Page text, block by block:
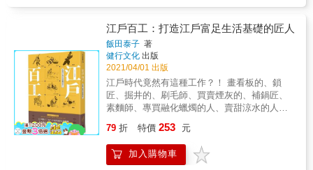
節慶料理──年菜、屠蘇、雜煮：年菜在祭祀神
佛後享用。盛裝年菜的漆盒中裝滿了吉利的菜
色，祈求一整年的幸福。還要將屠蘇浸泡於酒
中或味醂中所製成的藥酒，有驅邪延壽功效，
從年幼者開始依序飲用。此外，雜煮也不可或
缺，湯料以麻糬為主，另外也會加入蔬菜與魚
貝類的湯品。從圓形麻糬到方形麻糬、從清湯
到白味噌與紅味噌，使用的材料不一而足，根
據地域不同，有所變化。 ˙新年參拜方法 ①深
前，右手稍微靠近自己，兩手張開至與肩同寬
後，拍掌兩下﹝二拍手﹞ ③合掌祈禱 ④放下雙
遊歷東北、北陸的沿途見聞。 江戶庶民大多居
依存，在狹小的四疊半房間從事小本生意，賺
取足夠溫飽的微薄薪水，懷抱著對人世無常的
虛無感，每一天積極地享樂。及時行樂的江戶
人，講究一年輪賞四季即景、追逐花火大會，
以吉原為交際場所，競相爭看歌舞伎明星，浮
世繪與通俗小說也在此時大量出版。 本書作者
笹間良彥，堪稱是日本甲冑研究第一人。笹間
方採集武具、風俗等第一手資料，窮畢生考究
之功鎔鑄在晚年著述，寫就多達60本歷史學、
民俗學等領域之相關著書和論文。 笹間良彥的
片拍下了無數日本風景。 希金斯當年使用的
6000張最頂級的柯達克羅姆膠捲
（Kodachrome），歷經一甲子未曾褪色，至今
依舊風采不減。本書精心挑選出其中382張，藉
由作者本人的點滴回憶，引領我們遙想60年前
的日本風情。一幀幀映現著鐵道、充滿生活感
的照片，記錄了東京迎接奧運之前的急遽變
化，以及如今已然消逝、令人懷念的各地風景
與人們。
江戶百工：打造江戶富足生活基礎的匠人
飯田泰子 著
健行文化 出版
2021/04/01 出版
江戶時代竟然有這種工作？！ 畫看板的、鎖
匠、掘井的、刷毛師、買賣煙灰的、補鍋匠、
素麵師、專買融化蠟燭的人、賣甜涼水的人
食住為中心，整理出江戶時代多達兩百五十餘
種的工作型態，配合使用的插圖也超過五百
幅，摘錄自各項文件、書刊紀錄，同時也有相
79 折 特價 253 元
加入購物車